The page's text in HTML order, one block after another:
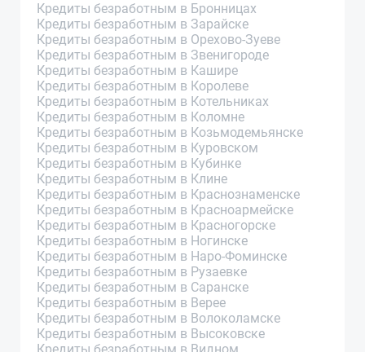
Кредиты безработным в Бронницах
Кредиты безработным в Зарайске
Кредиты безработным в Орехово-Зуеве
Кредиты безработным в Звенигороде
Кредиты безработным в Кашире
Кредиты безработным в Королеве
Кредиты безработным в Котельниках
Кредиты безработным в Коломне
Кредиты безработным в Козьмодемьянске
Кредиты безработным в Куровском
Кредиты безработным в Кубинке
Кредиты безработным в Клине
Кредиты безработным в Краснознаменске
Кредиты безработным в Красноармейске
Кредиты безработным в Красногорске
Кредиты безработным в Ногинске
Кредиты безработным в Наро-Фоминске
Кредиты безработным в Рузаевке
Кредиты безработным в Саранске
Кредиты безработным в Верее
Кредиты безработным в Волоколамске
Кредиты безработным в Высоковске